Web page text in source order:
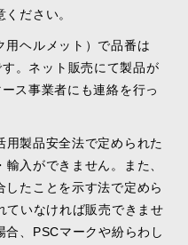
ださい。
用ヘルメット）で品番は
す。ネット販売にて製品が
ス事業者にも連絡を行っ
用製品安全法で定められた
輸入ができません。また、
した ことを示す法で定めら
ていなければ販売でき ませ
、 PSCマークや紛らわし